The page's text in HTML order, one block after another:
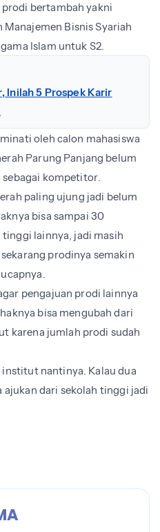
bertambah yakni
Bisnis Syariah
Islam untuk S2.
Inilah 5 Prospek Karir
oleh calon mahasiswa
Parung Panjang belum
kompetitor.
paling ujung jadi belum
bisa sampai 30
lainnya, jadi masih
prodinya semakin
pengajuan prodi lainnya
bisa mengubah dari
karena jumlah prodi sudah
institut nantinya. Kalau dua
dari sekolah tinggi jadi